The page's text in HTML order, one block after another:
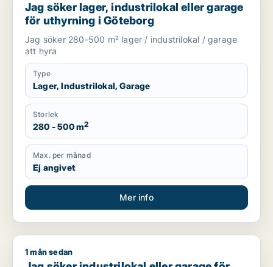
Jag söker lager, industrilokal eller garage
för uthyrning i Göteborg
Jag söker 280-500 m² lager / industrilokal / garage
att hyra
Type
Lager, Industrilokal, Garage
Storlek
280 - 500 m2
Max. per månad
Ej angivet
Mer info
Jag söker industrilokal eller garage för uthyrning i Mölndal,
1 mån sedan